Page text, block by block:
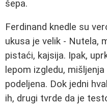
šepa.
Ferdinand knedle su
ukusa je velik - Nutela,
pistaći, kajsija. Ipak,
lepom izgledu,
podeljena. Dok jedni
ih, drugi tvrde da je